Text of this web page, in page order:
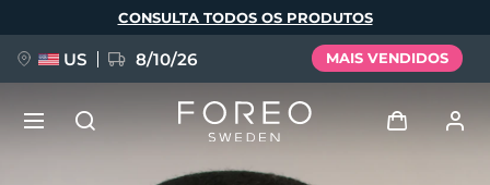
principal
CONSULTA TODOS OS PRODUTOS
US 8/10/26 MAIS VENDIDOS